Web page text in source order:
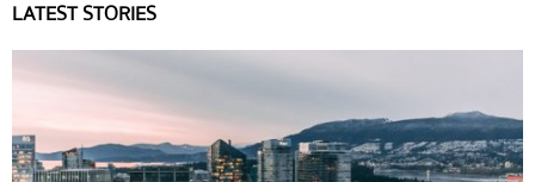
LATEST STORIES